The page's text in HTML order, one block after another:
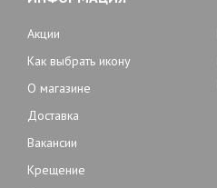
Акции
Как выбрать икону
О магазине
Доставка
Вакансии
Крещение